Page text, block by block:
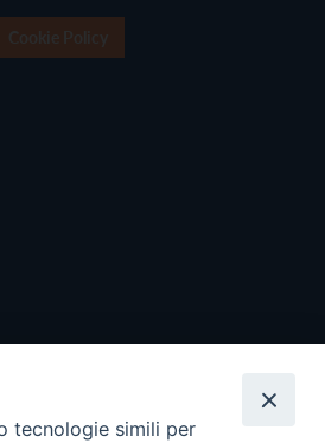
tecnologie simili per